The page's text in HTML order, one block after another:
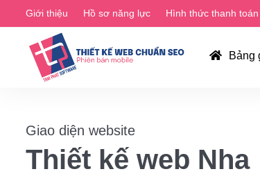
Giới thiệu Hồ sơ năng lực Hình thức thanh toán
Bảng
Giao diện website
Thiết kế web Nha